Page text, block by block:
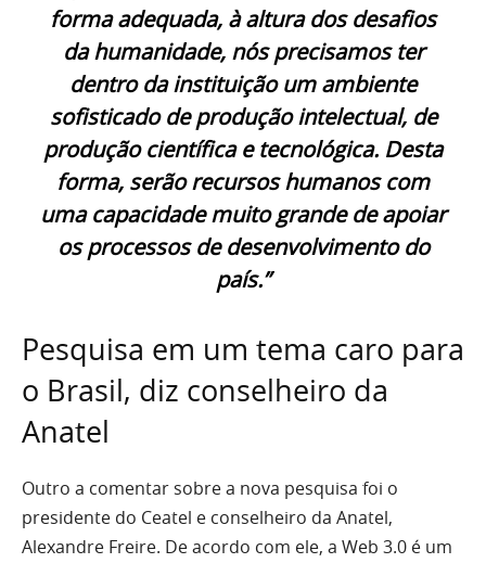
forma adequada, à altura dos desafios
da humanidade, nós precisamos ter
dentro da instituição um ambiente
sofisticado de produção intelectual, de
produção científica e tecnológica. Desta
forma, serão recursos humanos com
uma capacidade muito grande de apoiar
os processos de desenvolvimento do
país.”
Pesquisa em um tema caro para
o Brasil, diz conselheiro da
Anatel
Outro a comentar sobre a nova pesquisa foi o
presidente do Ceatel e conselheiro da Anatel,
Alexandre Freire. De acordo com ele, a Web 3.0 é um